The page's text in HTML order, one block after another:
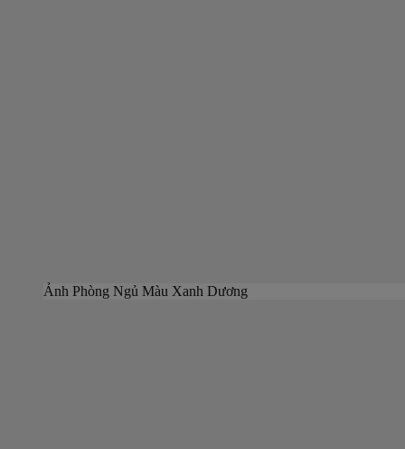
Ảnh Phòng Ngủ Màu Xanh Dương